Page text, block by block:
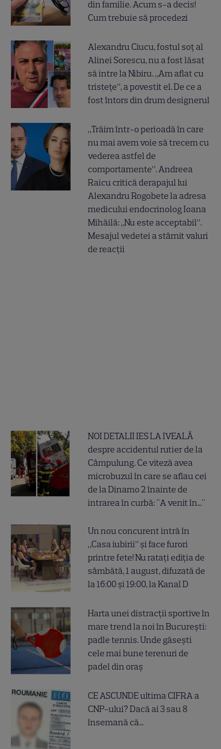
din familie. Acum s-a decis!
Cum trebuie să procedezi
Alexandru Ciucu, fostul soț al
Alinei Sorescu, nu a fost lăsat
să intre la Nibiru. „Am aflat cu
tristețe”, a povestit el. De ce a
fost întors din drum designerul
„Trăim într-o perioadă în care
nu mai avem voie să trecem cu
vederea astfel de
comportamente”. Andreea
Raicu critică derapajul lui
Alexandru Rogobete la adresa
medicului endocrinolog Ioana
Mihăilă: „Nu este acceptabil”.
Mesajul vedetei a stârnit valuri
de reacții
NOI DETALII IES LA IVEALĂ
despre accidentul rutier de la
Câmpulung. Ce viteză avea
microbuzul în care se aflau cei
de la Dinamo 2 înainte de
intrarea în curbă: "A venit în..."
Un nou concurent intră în
„Casa iubirii” și face furori
printre fete! Nu ratați ediția de
sâmbătă, 1 august, difuzată de
la 16:00 și 19:00, la Kanal D
Harta unei distracții sportive în
mare trend la noi în București:
padle tennis. Unde găsești
cele mai bune terenuri de
padel din oraș
CE ASCUNDE ultima CIFRA a
CNP-ului? Dacă ai 3 sau 8
însemană că...